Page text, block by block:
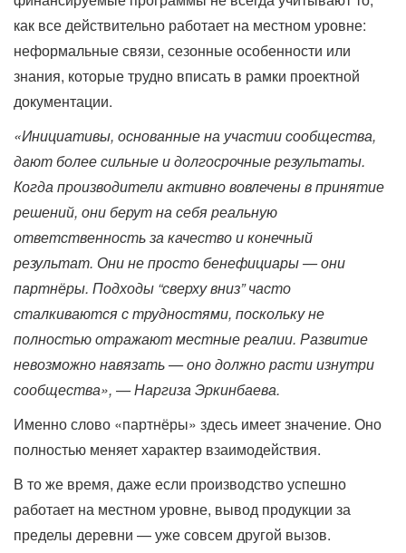
как все действительно работает на местном уровне:
неформальные связи, сезонные особенности или
знания, которые трудно вписать в рамки проектной
документации.
«Инициативы, основанные на участии сообщества,
дают более сильные и долгосрочные результаты.
Когда производители активно вовлечены в принятие
решений, они берут на себя реальную
ответственность за качество и конечный
результат. Они не просто бенефициары — они
партнёры. Подходы “сверху вниз” часто
сталкиваются с трудностями, поскольку не
полностью отражают местные реалии. Развитие
невозможно навязать — оно должно расти изнутри
сообщества», — Наргиза Эркинбаева.
Именно слово «партнёры» здесь имеет значение. Оно
полностью меняет характер взаимодействия.
В то же время, даже если производство успешно
работает на местном уровне, вывод продукции за
пределы деревни — уже совсем другой вызов.